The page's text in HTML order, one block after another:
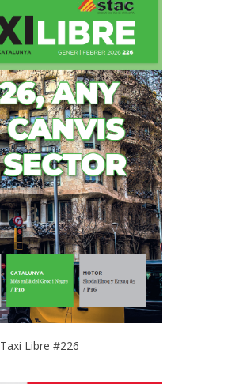
Taxi Libre #226